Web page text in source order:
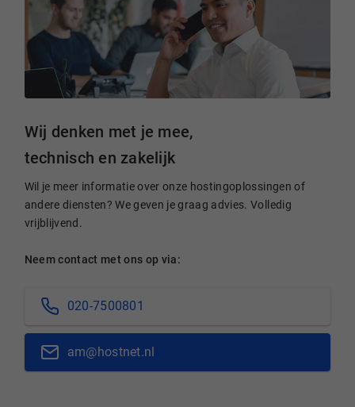
Wij denken met je mee,
technisch en zakelijk
Wil je meer informatie over onze hostingoplossingen of
andere diensten? We geven je graag advies. Volledig
vrijblijvend.
Neem contact met ons op via:
020-7500801
am@hostnet.nl